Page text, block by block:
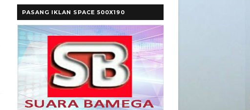
PASANG IKLAN SPACE 500X190